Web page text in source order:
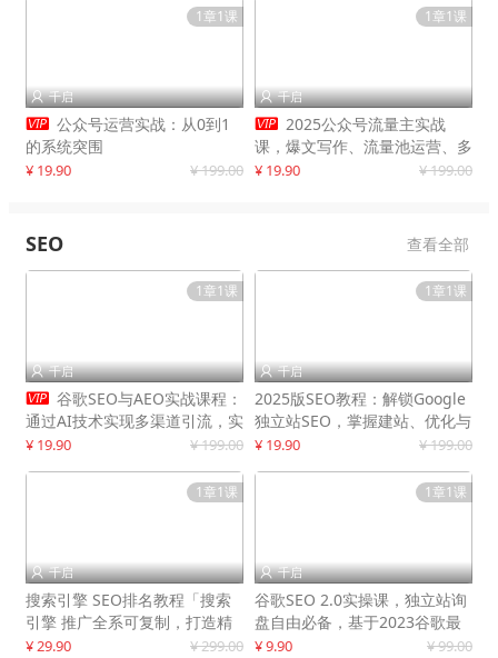
1章1课
 千启
 公众号运营实战：从0到1
的系统突围
¥ 19.90 ¥ 199.00
1章1课
 千启
 2025公众号流量主实战
课，爆文写作、流量池运营、多
平台分发，新手日入千元月赚5
¥ 19.90 ¥ 199.00
SEO 查看全部
1章1课
 千启
 谷歌SEO与AEO实战课程：
通过AI技术实现多渠道引流，实
现网站流量增长300%
¥ 19.90 ¥ 199.00
1章1课
 千启
2025版SEO教程：解锁Google
独立站SEO，掌握建站、优化与
变现技巧
¥ 19.90 ¥ 199.00
1章1课
 千启
搜索引擎 SEO排名教程「搜索
引擎 推广全系可复制，打造精
准被动流量系统
¥ 29.90 ¥ 299.00
1章1课
 千启
谷歌SEO 2.0实操课，独立站询
盘自由必备，基于2023谷歌最
新算法录制
¥ 9.90 ¥ 99.00